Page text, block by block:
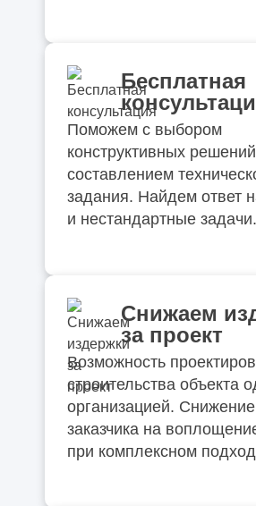
Бесплатная
Поможем с выбором
конструктивных
составлением
задания. Найдем ответ
и нестандартные задачи.
Снижаем
за проект
Возможность
строительства объекта
организацией.
заказчика на
при комплексном